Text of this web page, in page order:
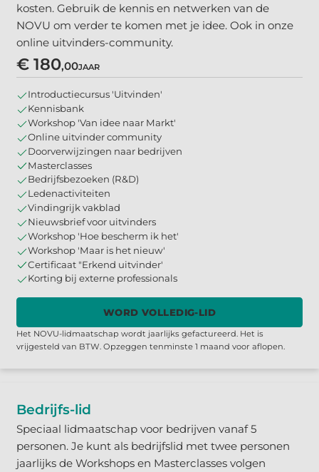
kosten. Gebruik de kennis en netwerken van de
NOVU om verder te komen met je idee. Ook in onze
online uitvinders-community.
€ 180,00JAAR
Introductiecursus 'Uitvinden'
Kennisbank
Workshop 'Van idee naar Markt'
Online uitvinder community
Doorverwijzingen naar bedrijven
Masterclasses
Bedrijfsbezoeken (R&D)
Ledenactiviteiten
Vindingrijk vakblad
Nieuwsbrief voor uitvinders
Workshop 'Hoe bescherm ik het'
Workshop 'Maar is het nieuw'
Certificaat "Erkend uitvinder'
Korting bij externe professionals
WORD VOLLEDIG-LID
Het NOVU-lidmaatschap wordt jaarlijks gefactureerd. Het is
vrijgesteld van BTW. Opzeggen tenminste 1 maand voor aflopen.
Bedrijfs-lid
Speciaal lidmaatschap voor bedrijven vanaf 5
personen. Je kunt als bedrijfslid met twee personen
jaarlijks de Workshops en Masterclasses volgen